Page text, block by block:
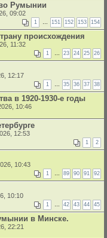
Румынии
09:02
1 … 151 152 153 154
происхождения
11:32
1 … 23 24 25 26
12:17
1 … 35 36 37 38
в 1920-1930-е годы
10:46
12:53
1 2
10:43
1 … 89 90 91 92
10:10
1 … 42 43 44 45
в Минске.
22:21